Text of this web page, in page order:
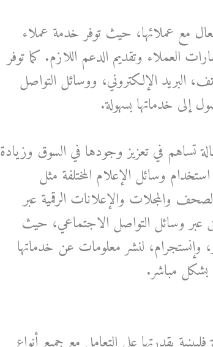
مع عملائها، حيث توفر خدمة عملاء
العملاء وتقديم الدعم اللازم. كما توفر
البريد الإلكتروني، ووسائل التواصل
إلى خدماتها بسهولة.
تساهم في تعزيز وجودها في السوق وزيادة
وسائل الإعلام المختلفة مثل
والمجلات والإعلانات الرقمية عبر
عبر وسائل التواصل الاجتماعي، حيث
لنشر معلومات عن خدماتها
بشكل مباشر.